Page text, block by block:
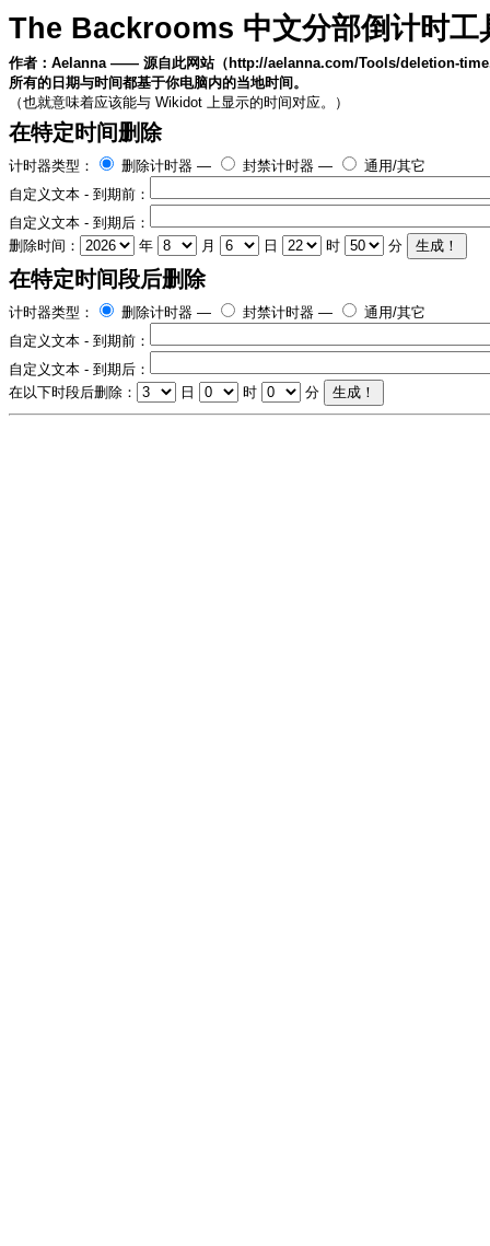
The Backrooms 中文分部倒计时工
作者：Aelanna —— 源自此网站（http://aelanna.com/Tools/deletion-
所有的日期与时间都基于你电脑内的当地时间。
（也就意味着应该能与 Wikidot 上显示的时间对应。）
在特定时间删除
计时器类型： 删除计时器 — 封禁计时器 —
通用/其它
自定义文本 - 到期前：
自定义文本 - 到期后：
删除时间：
年 月 日 时 分
在特定时间段后删除
计时器类型： 删除计时器 — 封禁计时器 —
通用/其它
自定义文本 - 到期前：
自定义文本 - 到期后：
在以下时段后删除：
日 时 分